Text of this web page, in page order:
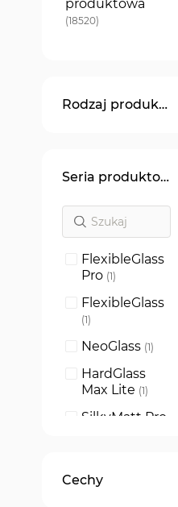
produktowa
18520
produkty
Rodzaj produktu
Seria produktowa
FlexibleGlass
Pro 1
produkt
FlexibleGlass
1
produkt
NeoGlass 1
produkt
HardGlass
Max Lite 1
produkt
SilkyMatt Pro
protector
Cechy